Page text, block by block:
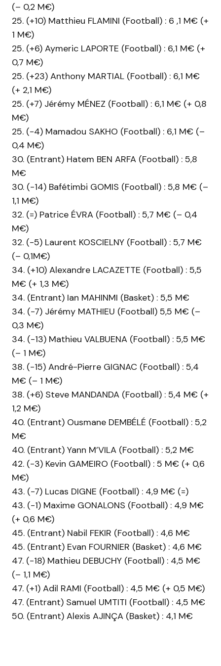
(– 0,2 M€)
25. (+10) Matthieu FLAMINI (Football) : 6 ,1 M€ (+
1 M€)
25. (+6) Aymeric LAPORTE (Football) : 6,1 M€ (+
0,7 M€)
25. (+23) Anthony MARTIAL (Football) : 6,1 M€
(+ 2,1 M€)
25. (+7) Jérémy MÉNEZ (Football) : 6,1 M€ (+ 0,8
M€)
25. (-4) Mamadou SAKHO (Football) : 6,1 M€ (–
0,4 M€)
30. (Entrant) Hatem BEN ARFA (Football) : 5,8
M€
30. (-14) Bafétimbi GOMIS (Football) : 5,8 M€ (–
1,1 M€)
32. (=) Patrice ÉVRA (Football) : 5,7 M€ (– 0,4
M€)
32. (-5) Laurent KOSCIELNY (Football) : 5,7 M€
(– 0,1M€)
34. (+10) Alexandre LACAZETTE (Football) : 5,5
M€ (+ 1,3 M€)
34. (Entrant) Ian MAHINMI (Basket) : 5,5 M€
34. (-7) Jérémy MATHIEU (Football) 5,5 M€ (–
0,3 M€)
34. (-13) Mathieu VALBUENA (Football) : 5,5 M€
(– 1 M€)
38. (-15) André-Pierre GIGNAC (Football) : 5,4
M€ (– 1 M€)
38. (+6) Steve MANDANDA (Football) : 5,4 M€ (+
1,2 M€)
40. (Entrant) Ousmane DEMBÉLÉ (Football) : 5,2
M€
40. (Entrant) Yann M’VILA (Football) : 5,2 M€
42. (-3) Kevin GAMEIRO (Football) : 5 M€ (+ 0,6
M€)
43. (-7) Lucas DIGNE (Football) : 4,9 M€ (=)
43. (-1) Maxime GONALONS (Football) : 4,9 M€
(+ 0,6 M€)
45. (Entrant) Nabil FEKIR (Football) : 4,6 M€
45. (Entrant) Evan FOURNIER (Basket) : 4,6 M€
47. (-18) Mathieu DEBUCHY (Football) : 4,5 M€
(– 1,1 M€)
47. (+1) Adil RAMI (Football) : 4,5 M€ (+ 0,5 M€)
47. (Entrant) Samuel UMTITI (Football) : 4,5 M€
50. (Entrant) Alexis AJINÇA (Basket) : 4,1 M€